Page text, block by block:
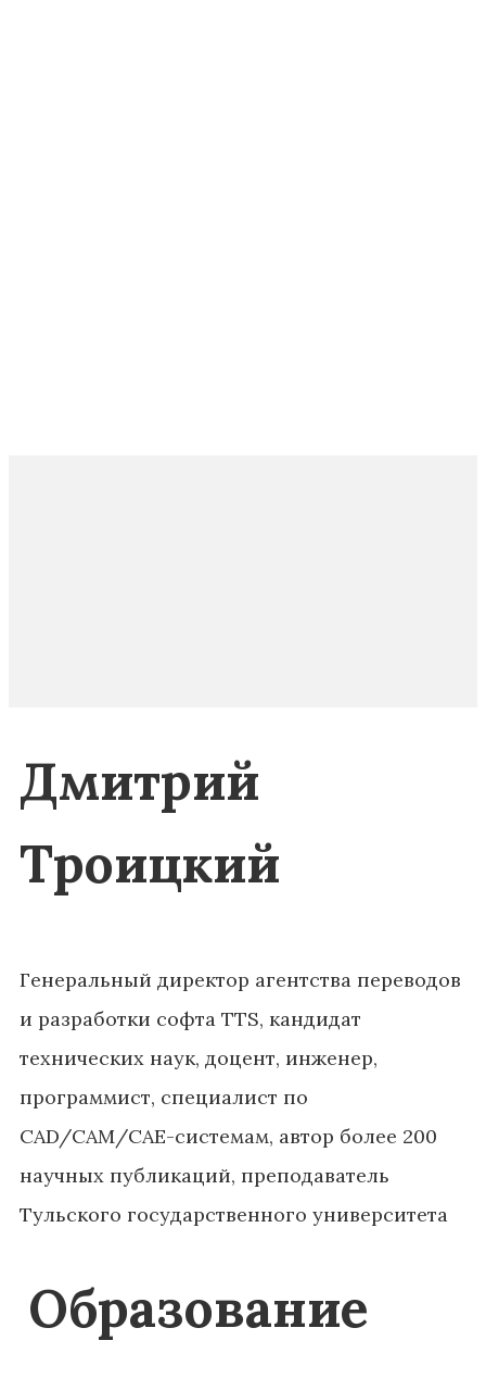
Дмитрий
Троицкий
Генеральный директор агентства переводов
и разработки софта TTS, кандидат
технических наук, доцент, инженер,
программист, специалист по
CAD/CAM/CAE-системам, автор более 200
научных публикаций, преподаватель
Тульского государственного университета
Образование